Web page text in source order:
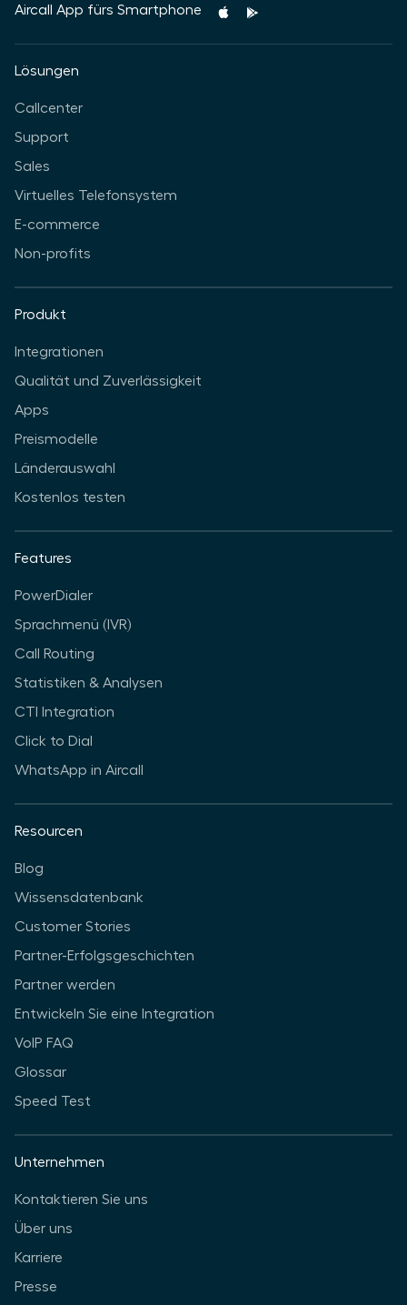
Aircall App fürs Smartphone
Lösungen
Callcenter
Support
Sales
Virtuelles Telefonsystem
E-commerce
Non-profits
Produkt
Integrationen
Qualität und Zuverlässigkeit
Apps
Preismodelle
Länderauswahl
Kostenlos testen
Features
PowerDialer
Sprachmenü (IVR)
Call Routing
Statistiken & Analysen
CTI Integration
Click to Dial
WhatsApp in Aircall
Resourcen
Blog
Wissensdatenbank
Customer Stories
Partner-Erfolgsgeschichten
Partner werden
Entwickeln Sie eine Integration
VoIP FAQ
Glossar
Speed Test
Unternehmen
Kontaktieren Sie uns
Über uns
Karriere
Presse